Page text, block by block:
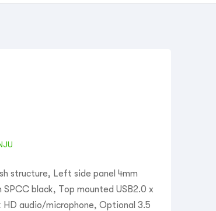
structure, Left side panel 4mm
SPCC black, Top mounted USB2.0 x
HD audio/microphone, Optional 3.5